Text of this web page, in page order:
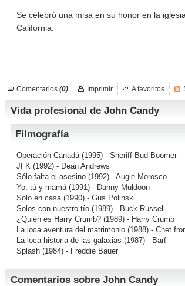
Se celebró una misa en su honor en la iglesia
California.
Comentarios (0) Imprimir A favoritos
Vida profesional de John Candy
Filmografía
Operación Canadá(1995) - Sheriff Bud Boomer
JFK (1992) - Dean Andrews
Sólo falta el asesino (1992) - Augie Morosco
Yo, tú y mamá(1991) - Danny Muldoon
Solo en casa(1990) - Gus Polinski
Solos con nuestro tío (1989) - Buck Russell
¿Quién es Harry Crumb? (1989) - Harry Crumb
La loca aventura del matrimonio (1988) - Chet
La loca historia de las galaxias (1987) - Barf
Splash (1984) - Freddie Bauer
Comentarios sobre John Candy